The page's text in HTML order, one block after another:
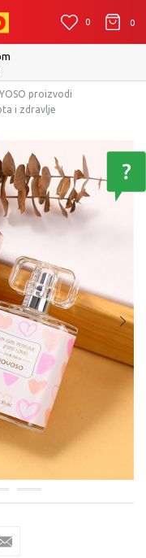
0 0
možete očekivati u
proizvodi
i zdravlje